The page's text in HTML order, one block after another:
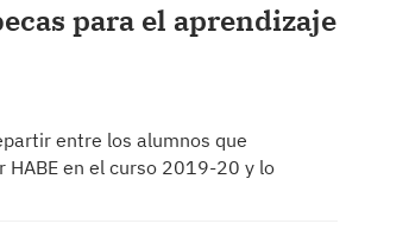
para el aprendizaje
entre los alumnos que
en el curso 2019-20 y lo